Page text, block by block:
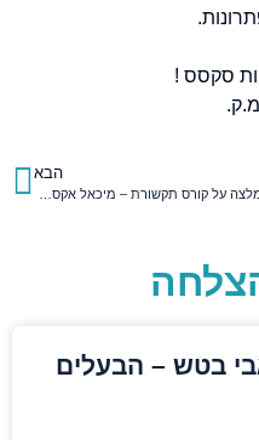
סקסס !
הבא
בטש – הבעלים